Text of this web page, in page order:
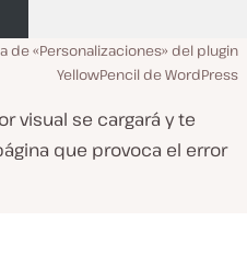
de «Personalizaciones» del plugin
YellowPencil de WordPress
visual se cargará y te
que provoca el error